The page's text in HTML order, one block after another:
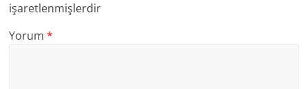
işaretlenmişlerdir
Yorum*